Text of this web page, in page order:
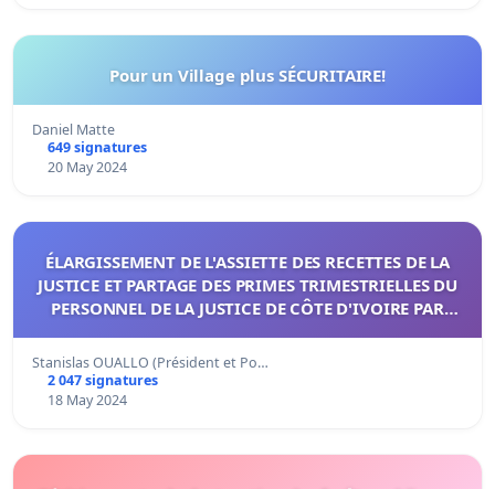
Pour un Village plus SÉCURITAIRE!
Daniel Matte
649 signatures
20 May 2024
ÉLARGISSEMENT DE L'ASSIETTE DES RECETTES DE LA
JUSTICE ET PARTAGE DES PRIMES TRIMESTRIELLES DU
PERSONNEL DE LA JUSTICE DE CÔTE D'IVOIRE PAR
Stanislas OUALLO (Président et Po…
2 047 signatures
18 May 2024